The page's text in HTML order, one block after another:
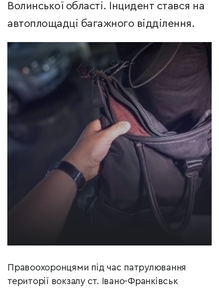
Волинської області. Інцидент стався на
автоплощадці багажного відділення.
Правоохоронцями під час патрулювання
території вокзалу ст. Івано-Франківськ